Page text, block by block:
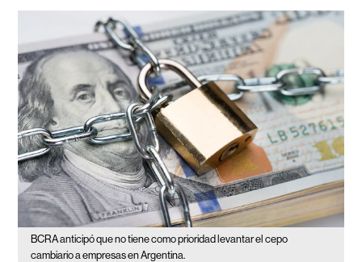
BCRA anticipó que no tiene como prioridad levantar el cepo
cambiario a empresas en Argentina.